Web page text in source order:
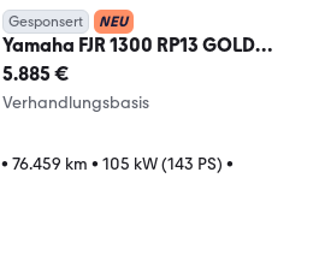
Gesponsert NEU
Yamaha FJR 1300 RP13 GOLD
TOPP! Service,HU,Reifen NEU
5.885 €
Verhandlungsbasis
• 76.459 km • 105 kW (143 PS) •